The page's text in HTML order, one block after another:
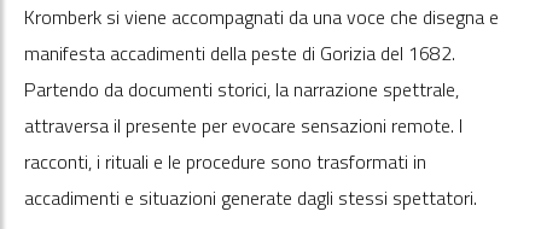
Kromberk si viene accompagnati da una voce che disegna e
manifesta accadimenti della peste di Gorizia del 1682.
Partendo da documenti storici, la narrazione spettrale,
attraversa il presente per evocare sensazioni remote. I
racconti, i rituali e le procedure sono trasformati in
accadimenti e situazioni generate dagli stessi spettatori.